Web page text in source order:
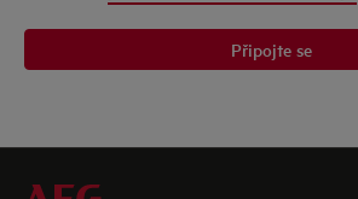
Připojte se